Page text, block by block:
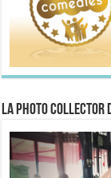
La Photo collector